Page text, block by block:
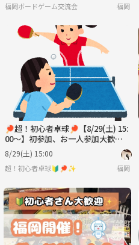
福岡ボードゲーム交流会 福岡
🏓超！初心者卓球🏓【8/29(土) 15:
00〜】初参加、お一人参加大歓迎
✨
8/29(土) 15:00
超！初心者卓球🔰🏓✨ 福岡